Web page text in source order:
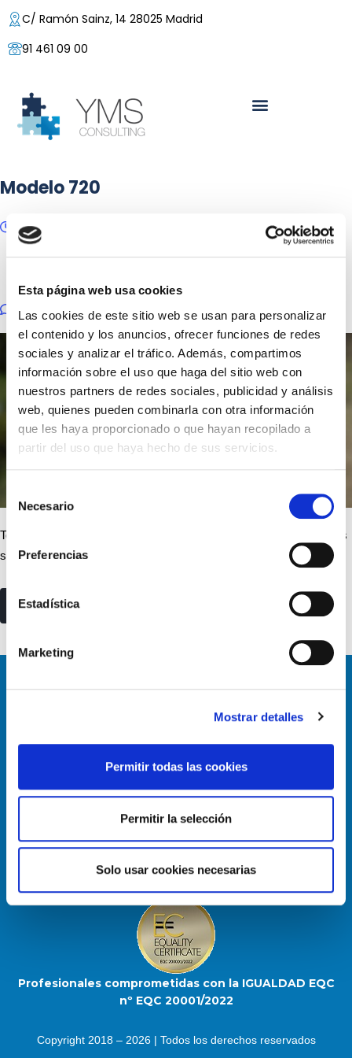
Esta página web usa cookies
Las cookies de este sitio web se usan para personalizar
el contenido y los anuncios, ofrecer funciones de redes
sociales y analizar el tráfico. Además, compartimos
información sobre el uso que haga del sitio web con
nuestros partners de redes sociales, publicidad y análisis
web, quienes pueden combinarla con otra información
que les haya proporcionado o que hayan recopilado a
partir del uso que haya hecho de sus servicios.
de
consentimiento
Necesario
Preferencias
Estadística
Marketing
Mostrar detalles
Permitir todas las cookies
Permitir la selección
Solo usar cookies necesarias
C/ Ramón Sainz, 14 28025 Madrid
91 461 09 00
Modelo 720
11/03/2024
Posted by:Yolanda Buzaglo
Categoría: Hacienda, Impuestos
No hay comentarios
Te contamos en qué consiste el modelo 720, qué bienes y derechos
se declaran y quiénes están obligados a presentarlo.
read more
Enlace útiles
Profesionales comprometidas con la IGUALDAD EQC
nº EQC 20001/2022
Copyright 2018 – 2026 | Todos los derechos reservados